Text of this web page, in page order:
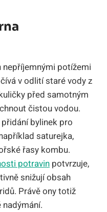
potížemi
v odlití staré vody z
před samotným
čistou vodou.
bylinek pro
saturejka,
řasy kombu.
potravin potvrzuje,
snižují obsah
Právě ony totiž